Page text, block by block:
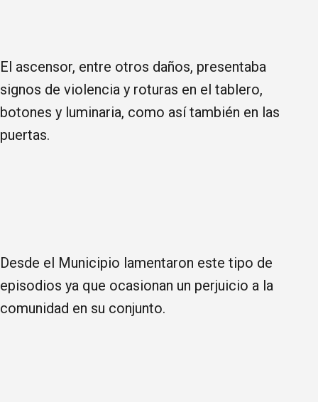
El ascensor, entre otros daños, presentaba
signos de violencia y roturas en el tablero,
botones y luminaria, como así también en las
puertas.
Desde el Municipio lamentaron este tipo de
episodios ya que ocasionan un perjuicio a la
comunidad en su conjunto.